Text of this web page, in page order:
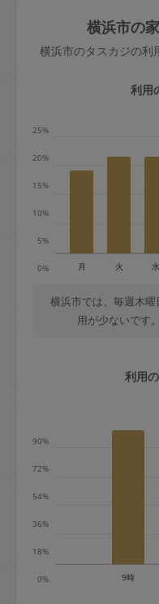
依頼者不在に
金額の100%
※例：依頼日
50%
金曜日9時～
＋交通費全額
依頼者不在に
金額の100%
定期契約をキ
期は月2回ま
※キャンセル
きた場合は損
ご注意くださ
玉、など
あわせてこち
はありますか
横浜市の
横浜市のタスカジの利
利用
0%
5%
10%
15%
20%
25%
月 火 水
横浜市では、毎週木
用が少ないです
利用
0%
18%
36%
54%
72%
90%
9時